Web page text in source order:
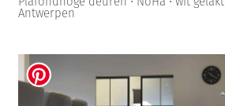
Antwerpen